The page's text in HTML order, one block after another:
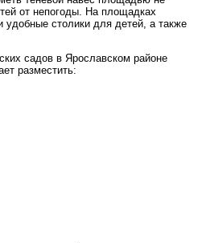
от непогоды. На площадках
удобные столики для детей, а также
садов в Ярославском районе
разместить: